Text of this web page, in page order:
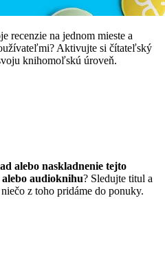
recenzie na jednom mieste a
Aktivujte si čítateľský
knihomoľskú úroveň.
alebo naskladnenie tejto
audioknihu? Sledujte titul a
z toho pridáme do ponuky.